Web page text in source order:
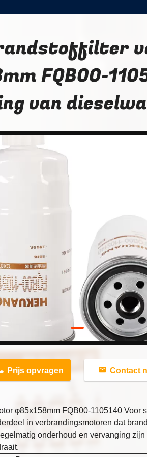
FQB00-
van
Prijs opvragen Contact
φ85x158mm FQB00-1105140 Voor
in verbrandingsmotoren dat
onderhoud en vervanging